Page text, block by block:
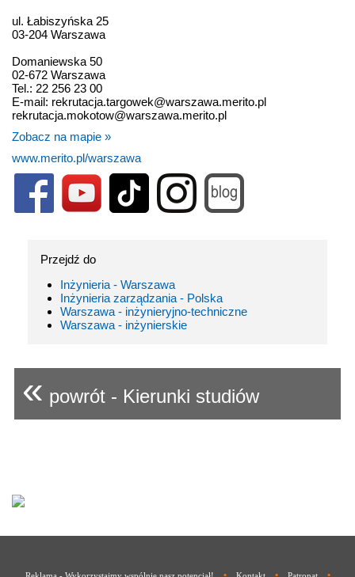
ul. Łabiszyńska 25
03-204 Warszawa
Domaniewska 50
02-672 Warszawa
Tel.: 22 256 23 00
E-mail: rekrutacja.targowek@warszawa.merito.pl
rekrutacja.mokotow@warszawa.merito.pl
Zobacz na mapie »
www.merito.pl/warszawa
Przejdź do
Inżynieria - Warszawa
Inżynieria zarządzania - Polska
Warszawa - inżynieryjno-techniczne
Warszawa - inżynierskie
« powrót - Kierunki studiów